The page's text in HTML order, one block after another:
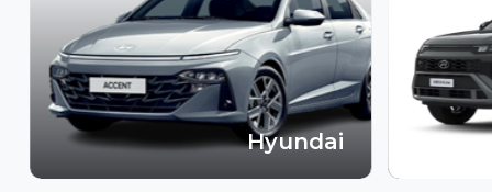
Hyundai